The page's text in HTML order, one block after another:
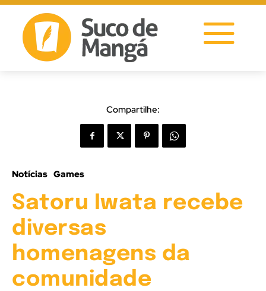
Compartilhe:
Notícias Games
Satoru Iwata recebe
diversas
homenagens da
comunidade